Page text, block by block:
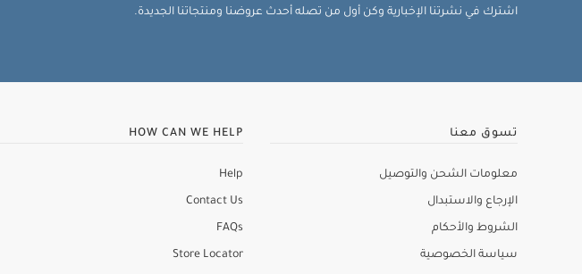
اشترك في نشرتنا الإخبارية وكن أول من تصله أحدث عروضنا ومنتجاتنا الجديدة.
تسوق معنا
معلومات الشحن والتوصيل
الإرجاع والاستبدال
الشروط والأحكام
سياسة الخصوصية
HOW CAN WE HELP
Help
Contact Us
FAQs
Store Locator